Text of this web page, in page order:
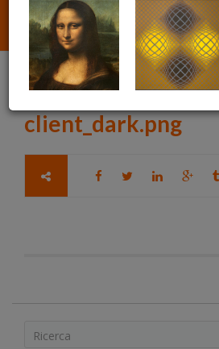
client_dark.png